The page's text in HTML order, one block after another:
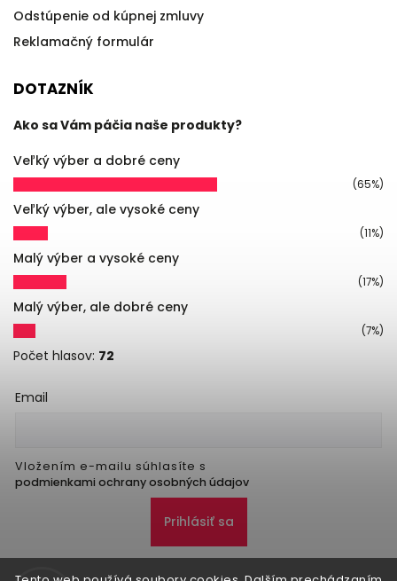
Odstúpenie od kúpnej zmluvy
Reklamačný formulár
DOTAZNÍK
Ako sa Vám páčia naše produkty?
Veľký výber a dobré ceny
(65%)
Veľký výber, ale vysoké ceny
(11%)
Malý výber a vysoké ceny
(17%)
Malý výber, ale dobré ceny
(7%)
Počet hlasov: 72
Email
Vložením e-mailu súhlasíte s
podmienkami ochrany osobných údajov
Prihlásiť sa